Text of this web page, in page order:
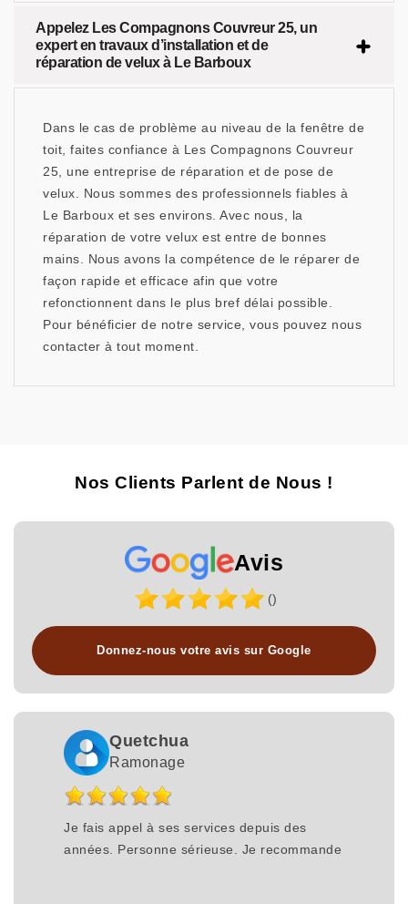
Appelez Les Compagnons Couvreur 25, un
expert en travaux d’installation et de
réparation de velux à Le Barboux
Dans le cas de problème au niveau de la fenêtre de
toit, faites confiance à Les Compagnons Couvreur
25, une entreprise de réparation et de pose de
velux. Nous sommes des professionnels fiables à
Le Barboux et ses environs. Avec nous, la
réparation de votre velux est entre de bonnes
mains. Nous avons la compétence de le réparer de
façon rapide et efficace afin que votre
refonctionnent dans le plus bref délai possible.
Pour bénéficier de notre service, vous pouvez nous
contacter à tout moment.
Nos Clients Parlent de Nous !
Avis
()
Donnez-nous votre avis sur Google
Quetchua
Ramonage
Je fais appel à ses services depuis des
années. Personne sérieuse. Je recommande